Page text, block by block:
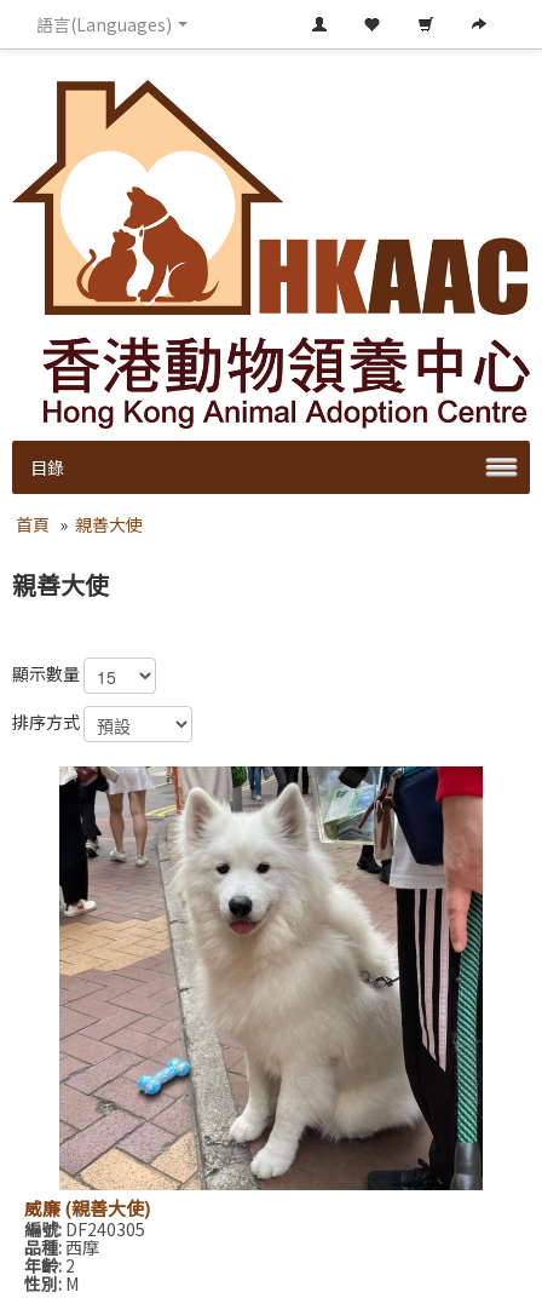
語言(Languages)
目錄
首頁 » 親善大使
親善大使
顯示數量
排序方式
威廉 (親善大使)
編號: DF240305
品種:西摩
年齡: 2
性別: M